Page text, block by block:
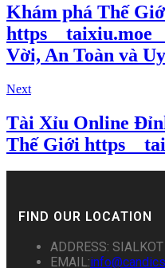
Khám phá Thế
Vời, An Toàn và
Next
Tài Xỉu Online
Thế Giới
FIND OUR LOCATION
ADDRESS:
EMAIL: